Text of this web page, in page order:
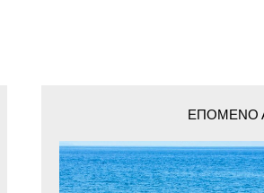
ΕΠΌΜΕΝΟ